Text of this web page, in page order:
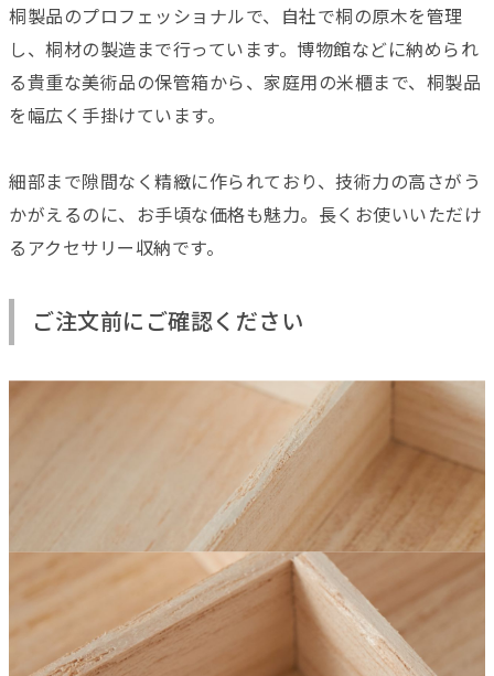
桐製品のプロフェッショナルで、自社で桐の原木を管理
し、桐材の製造まで行っています。博物館などに納められ
る貴重な美術品の保管箱から、家庭用の米櫃まで、桐製品
を幅広く手掛けています。
細部まで隙間なく精緻に作られており、技術力の高さがう
かがえるのに、お手頃な価格も魅力。長くお使いいただけ
るアクセサリー収納です。
ご注文前にご確認ください